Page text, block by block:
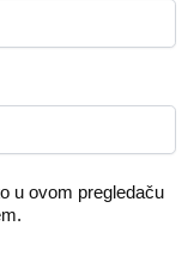
u ovom pregledaču